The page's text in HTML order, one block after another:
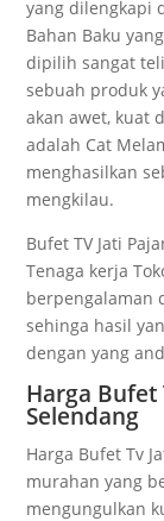
yang dilengkapi
Bahan Baku
dipilih sangat
sebuah produk
akan awet, kuat
adalah Cat
menghasilkan
mengkilau.
Bufet TV Jati
Tenaga kerja
berpengalaman
sehinga hasil
dengan yang
Harga Bufet
Selendang
Harga Bufet Tv
murahan yang
mengungulkan